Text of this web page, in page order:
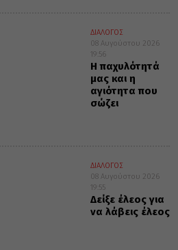
ΔΙΑΛΟΓΟΣ
08 Αυγούστου 2026
19:56
Η παχυλότητά
μας και η
αγιότητα που
σώζει
ΔΙΑΛΟΓΟΣ
08 Αυγούστου 2026
19:55
Δείξε έλεος για
να λάβεις έλεος